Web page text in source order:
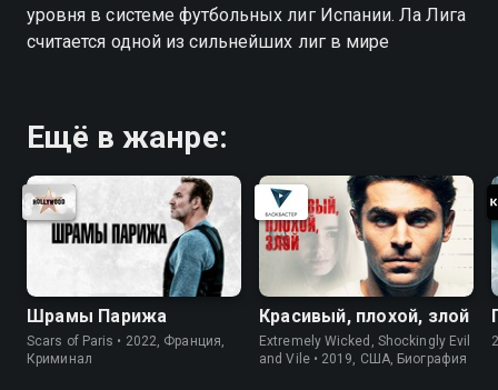
уровня в системе футбольных лиг Испании. Ла Лига
считается одной из сильнейших лиг в мире
Ещё в жанре:
Шрамы Парижа
Scars of Paris • 2022, Франция,
Криминал
Красивый, плохой, злой
Extremely Wicked, Shockingly Evil
and Vile • 2019, США, Биография